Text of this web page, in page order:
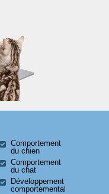
Comportement
du chien
Comportement
du chat
Développement
comportemental